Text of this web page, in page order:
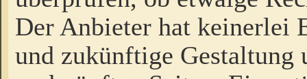
Der Anbieter hat keinerlei
und zukünftige Gestaltung